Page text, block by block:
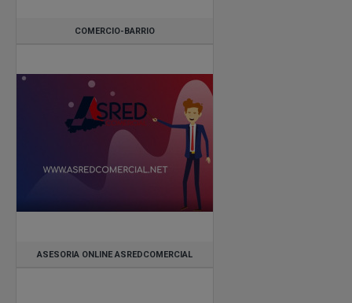
COMERCIO-BARRIO
ASESORIA ONLINE ASREDCOMERCIAL